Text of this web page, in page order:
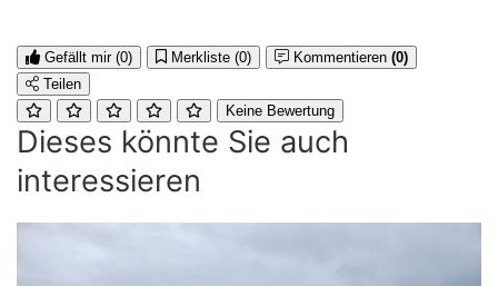
Gefällt mir (0) Merkliste (0) Kommentieren (0)
Teilen
Keine Bewertung
Dieses könnte Sie auch
interessieren